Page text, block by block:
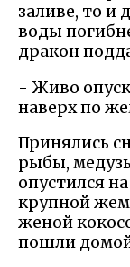
заливе, то и
воды
дракон
- Живо
наверх по
Принялись
рыбы,
опустился
крупной
женой
пошли